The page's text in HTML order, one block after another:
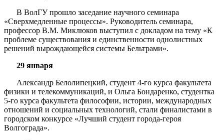
В ВолГУ прошло заседание научного семинара
«Сверхмедленные процессы». Руководитель семинара,
профессор В.М. Миклюков выступил с докладом на тему «К
проблеме существования и единственности однолистных
решений вырождающейся системы Бельтрами».
29 января
Александр Белолипецкий, студент 4-го курса факультета
физики и телекоммуникаций, и Ольга Бондаренко, студентка
5-го курса факультета философии, истории, международных
отношений и социальных технологий, стали финалистами в
городском конкурсе «Лучший студент города-героя
Волгограда».